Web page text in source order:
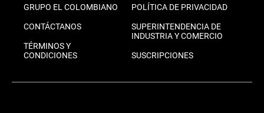
GRUPO EL COLOMBIANO
CONTÁCTANOS
TÉRMINOS Y
CONDICIONES
POLÍTICA DE PRIVACIDAD
SUPERINTENDENCIA DE
INDUSTRIA Y COMERCIO
SUSCRIPCIONES